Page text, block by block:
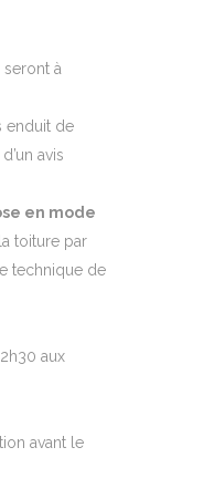
à
enduit de
avis
en mode
toiture par
technique de
aux
avant le